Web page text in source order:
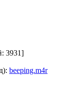
3931]
beeping.m4r